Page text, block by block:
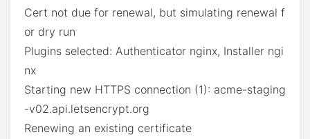
Cert not due for renewal, but simulating renewal f
or dry run
Plugins selected: Authenticator nginx, Installer ngi
nx
Starting new HTTPS connection (1): acme-staging
-v02.api.letsencrypt.org
Renewing an existing certificate